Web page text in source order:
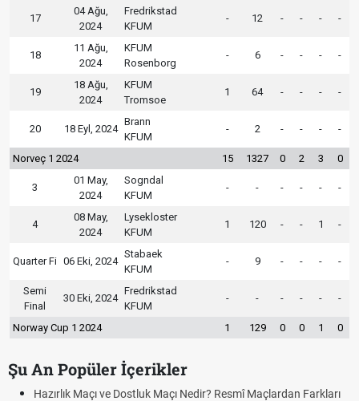
17
04 Ağu,
2024
Fredrikstad
KFUM
- 12 - - - -
18
11 Ağu,
2024
KFUM
Rosenborg
- 6 - - - -
19
18 Ağu,
2024
KFUM
Tromsoe
1 64 - - - -
20 18 Eyl, 2024
Brann
KFUM
- 2 - - - -
Norveç 1 2024 15 1327 0 2 3 0
3
01 May,
2024
Sogndal
KFUM
- - - - - -
4
08 May,
2024
Lysekloster
KFUM
1 120 - - 1 -
Quarter Fi 06 Eki, 2024
Stabaek
KFUM
- 9 - - - -
Semi
Final
30 Eki, 2024
Fredrikstad
KFUM
- - - - - -
Norway Cup 1 2024 1 129 0 0 1 0
Şu An Popüler İçerikler
Farkları
Puan Durumunda AG, OM ve Diğer Kısaltmalar